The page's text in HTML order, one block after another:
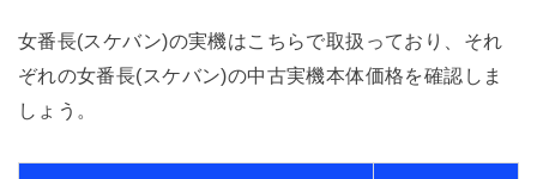
女番長(スケバン)の実機はこちらで取扱っており、それ
ぞれの女番長(スケバン)の中古実機本体価格を確認しま
しょう。